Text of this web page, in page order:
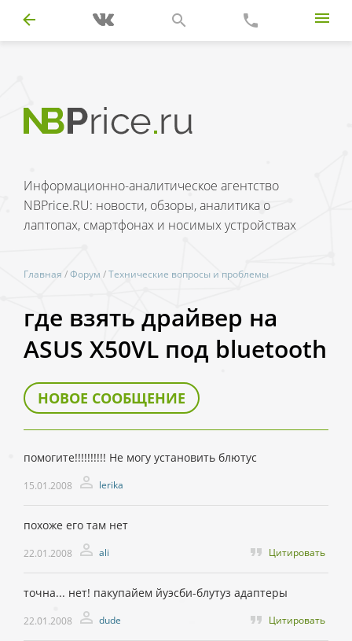
Информационно-аналитическое агентство
NBPrice.RU: новости, обзоры, аналитика о
лаптопах, смартфонах и носимых устройствах
Главная /Форум /Технические вопросы и проблемы
где взять драйвер на
ASUS X50VL под bluetooth
НОВОЕ СООБЩЕНИЕ
помогите!!!!!!!!!! Не могу установить блютус
15.01.2008 lerika
похоже его там нет
22.01.2008 ali Цитировать
точна... нет! пакупайем йуэсби-блутуз адаптеры
22.01.2008 dudе Цитировать